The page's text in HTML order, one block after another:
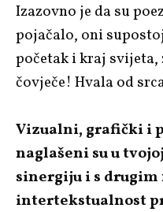
Izazovno je da su
pojačalo, oni
početak i kraj
čovječe! Hvala od
Vizualni, grafički i
naglašeni su u
sinergiju i s
intertekstualnost